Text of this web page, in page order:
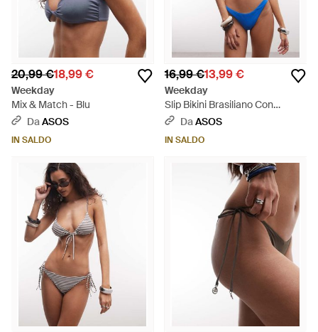
20,99 €18,99 €
Weekday
Mix & Match - Blu
DaASOS
IN SALDO
16,99 €13,99 €
Weekday
Slip Bikini Brasiliano Con
Arricciatura Sul Retro - Blu
DaASOS
IN SALDO